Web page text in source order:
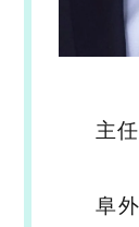
主
阜